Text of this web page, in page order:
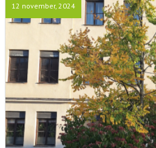
12 november, 2024